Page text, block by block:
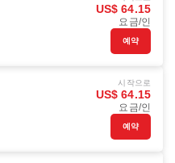
US$ 64.15
요금/인
예약
시작으로
US$ 64.15
요금/인
예약